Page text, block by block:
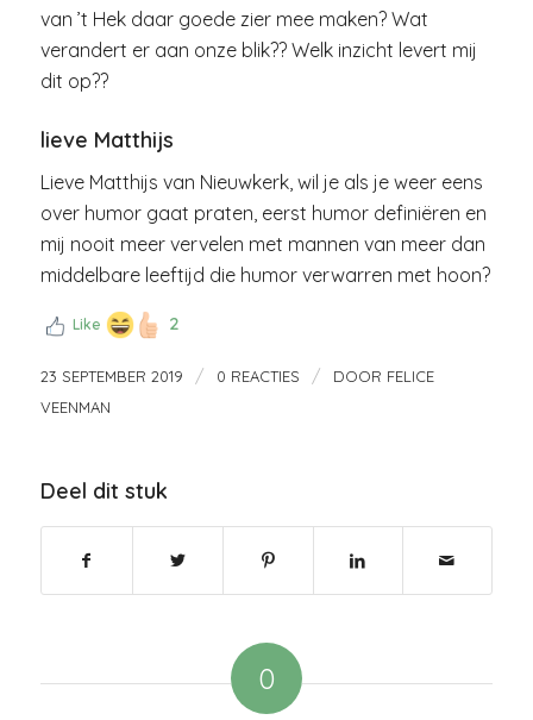
van ’t Hek daar goede zier mee maken? Wat
verandert er aan onze blik?? Welk inzicht levert mij
dit op??
lieve Matthijs
Lieve Matthijs van Nieuwkerk, wil je als je weer eens
over humor gaat praten, eerst humor definiëren en
mij nooit meer vervelen met mannen van meer dan
middelbare leeftijd die humor verwarren met hoon?
Like 2
23 SEPTEMBER 2019 / 0 REACTIES / DOOR FELICE
VEENMAN
Deel dit stuk
0